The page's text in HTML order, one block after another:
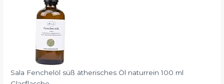
Sala Fenchelöl süß ätherisches Öl naturrein 100 ml